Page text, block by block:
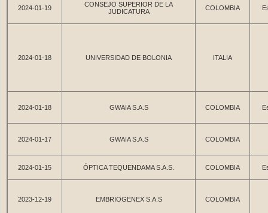
2024-01-19
CONSEJO SUPERIOR DE LA
JUDICATURA
COLOMBIA
2024-01-18 UNIVERSIDAD DE BOLONIA ITALIA
2024-01-18 GWAIA S.A.S COLOMBIA
2024-01-17 GWAIA S.A.S COLOMBIA
2024-01-15 ÓPTICA TEQUENDAMA S.A.S. COLOMBIA
2023-12-19 EMBRIOGENEX S.A.S COLOMBIA